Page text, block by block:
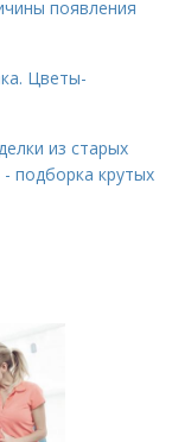
появления
Цветы-
из старых
подборка крутых